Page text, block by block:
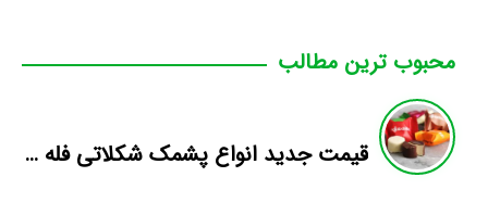
محبوب ترین مطالب
قیمت جدید انواع پشمک شکلاتی فله ای در بازار